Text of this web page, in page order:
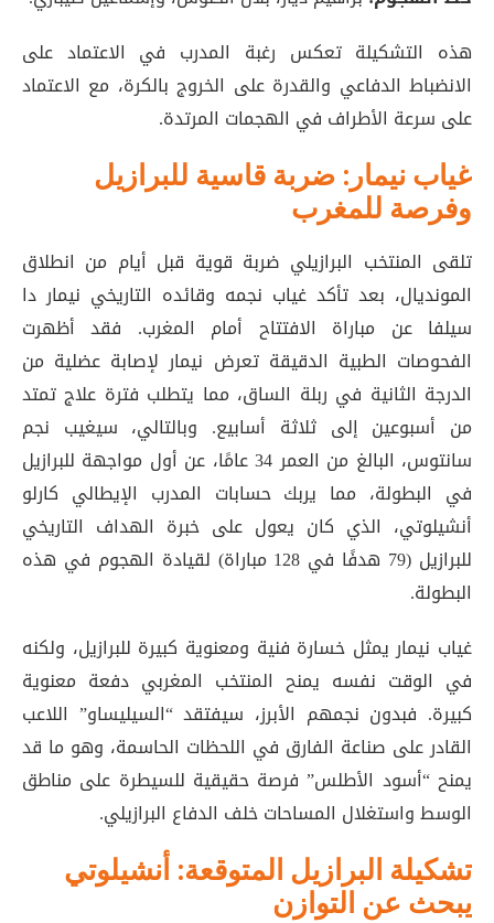
هذه التشكيلة تعكس رغبة المدرب في الاعتماد على
الانضباط الدفاعي والقدرة على الخروج بالكرة، مع الاعتماد
على سرعة الأطراف في الهجمات المرتدة.
غياب نيمار: ضربة قاسية للبرازيل
وفرصة للمغرب
تلقى المنتخب البرازيلي ضربة قوية قبل أيام من انطلاق
المونديال، بعد تأكد غياب نجمه وقائده التاريخي نيمار دا
سيلفا عن مباراة الافتتاح أمام المغرب. فقد أظهرت
الفحوصات الطبية الدقيقة تعرض نيمار لإصابة عضلية من
الدرجة الثانية في ربلة الساق، مما يتطلب فترة علاج تمتد
من أسبوعين إلى ثلاثة أسابيع. وبالتالي، سيغيب نجم
سانتوس، البالغ من العمر 34 عامًا، عن أول مواجهة للبرازيل
في البطولة، مما يربك حسابات المدرب الإيطالي كارلو
أنشيلوتي، الذي كان يعول على خبرة الهداف التاريخي
للبرازيل (79 هدفًا في 128 مباراة) لقيادة الهجوم في هذه
البطولة.
غياب نيمار يمثل خسارة فنية ومعنوية كبيرة للبرازيل، ولكنه
في الوقت نفسه يمنح المنتخب المغربي دفعة معنوية
كبيرة. فبدون نجمهم الأبرز، سيفتقد “السيليساو” اللاعب
القادر على صناعة الفارق في اللحظات الحاسمة، وهو ما قد
يمنح “أسود الأطلس” فرصة حقيقية للسيطرة على مناطق
الوسط واستغلال المساحات خلف الدفاع البرازيلي.
تشكيلة البرازيل المتوقعة: أنشيلوتي
يبحث عن التوازن